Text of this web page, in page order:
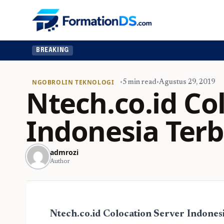
BREAKING
NGOBROLIN TEKNOLOGI •5 min read•Agustus 29, 2019
Ntech.co.id
Indonesia
admrozi
Author
Ntech.co.id Colocation Server